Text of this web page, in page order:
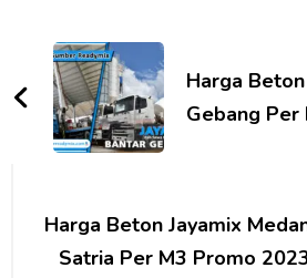
NavigationHarga
Gebang
Harga Beton Jayamix
Satria Per M3 Promo